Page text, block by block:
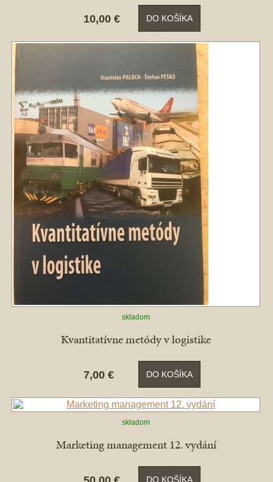
10,00 € DO KOŠÍKA
skladom
Kvantitatívne metódy v logistike
7,00 € DO KOŠÍKA
skladom
Marketing management 12. vydání
DO KOŠÍKA